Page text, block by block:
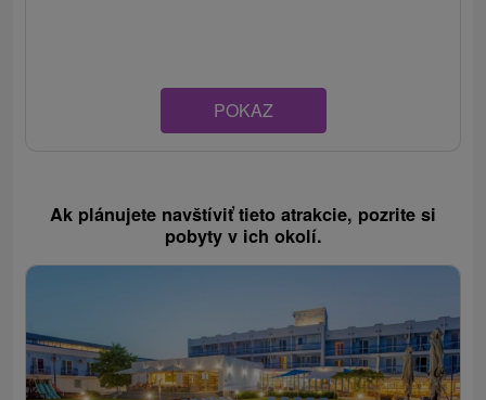
POKAZ
Ak plánujete navštíviť tieto atrakcie, pozrite si
pobyty v ich okolí.